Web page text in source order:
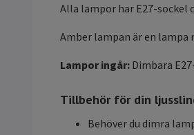
Alla lampor har E27-
Amber lampan är en
Lampor ingår: Dimbara
Tillbehör för din
Behöver du dimra